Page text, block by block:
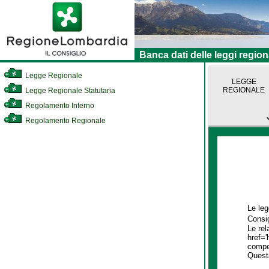
Banca dati delle leggi
Legge Regionale
Legge Regionale Statutaria
Regolamento Interno
Regolamento Regionale
LEGGE
REGIONALE
Le
Le